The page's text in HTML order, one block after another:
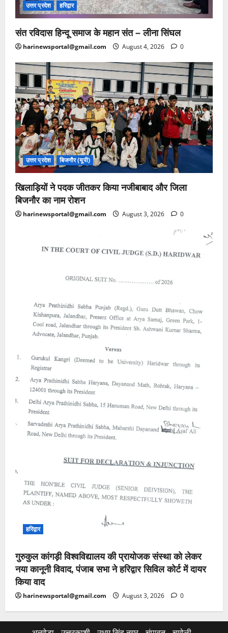
उत्तर प्रदेश हरिद्वार
संत रविदास हिन्दू समाज के महान संत – लीना सिंघल
harinewsportal@gmail.com August 4, 2026 0
उत्तर प्रदेश बिजनौर (यूपी)
खिलाड़ियों ने पदक जीतकर किया नजीबाबाद और जिला
बिजनौर का नाम रोशन
harinewsportal@gmail.com August 3, 2026 0
हरिद्वार
गुरुकुल कांगड़ी विश्वविद्यालय की प्रायोजक संस्था को लेकर
नया कानूनी विवाद, पंजाब सभा ने हरिद्वार सिविल कोर्ट में दायर
किया वाद
harinewsportal@gmail.com August 3, 2026 0